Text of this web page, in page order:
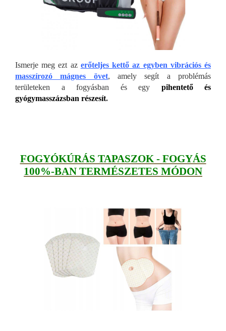
Ismerje meg ezt az erőteljes kettő az egyben vibrációs és
masszírozó mágnes övet, amely segít a problémás
területeken a fogyásban és egy pihentető és
gyógymasszázsban részesít.
FOGYÓKÚRÁS TAPASZOK - FOGYÁS
100%-BAN TERMÉSZETES MÓDON